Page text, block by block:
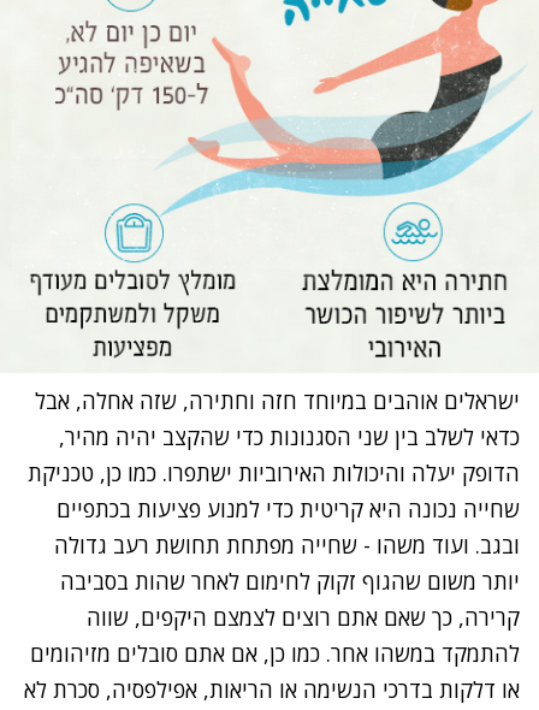
ישראלים אוהבים במיוחד חזה וחתירה, שזה אחלה, אבל
כדאי לשלב בין שני הסגנונות כדי שהקצב יהיה מהיר,
הדופק יעלה והיכולות האירוביות ישתפרו. כמו כן, טכניקת
שחייה נכונה היא קריטית כדי למנוע פציעות בכתפיים
ובגב. ועוד משהו - שחייה מפתחת תחושת רעב גדולה
יותר משום שהגוף זקוק לחימום לאחר שהות בסביבה
קרירה, כך שאם אתם רוצים לצמצם היקפים, שווה
להתמקד במשהו אחר. כמו כן, אם אתם סובלים מזיהומים
או דלקות בדרכי הנשימה או הריאות, אפילפסיה, סכרת לא